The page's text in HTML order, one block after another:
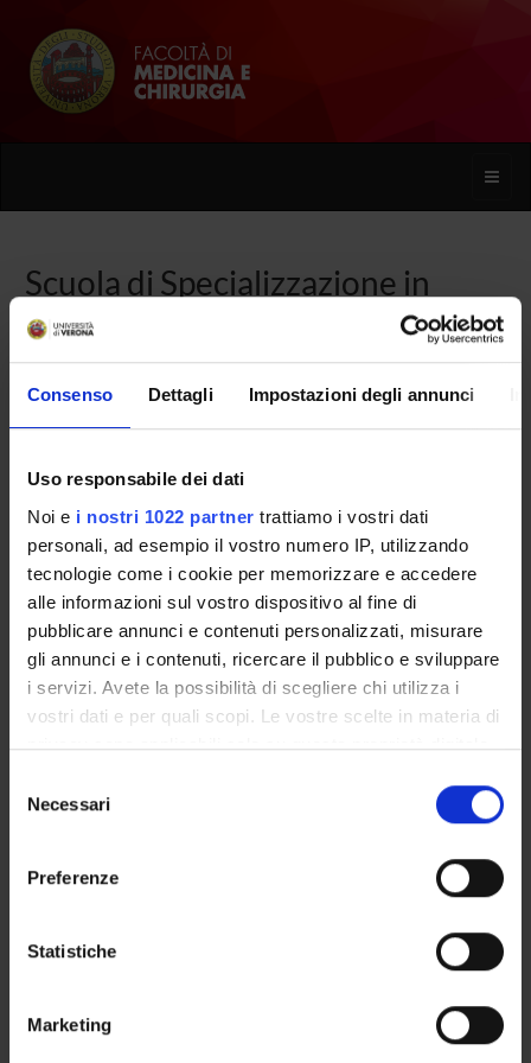
Consenso Dettagli Impostazioni degli annunci
Uso responsabile dei dati
Noi e i nostri 1022 partner trattiamo i vostri dati
personali, ad esempio il vostro numero IP, utilizzando
tecnologie come i cookie per memorizzare e accedere
alle informazioni sul vostro dispositivo al fine di
pubblicare annunci e contenuti personalizzati, misurare
gli annunci e i contenuti, ricercare il pubblico e sviluppare
i servizi. Avete la possibilità di scegliere chi utilizza i
vostri dati e per quali scopi. Le vostre scelte in materia di
privacy sono applicabili solo su questa proprietà digitale
modificare o revocare il proprio consenso in qualsiasi
momento dalla Dichiarazione sui cookie o facendo clic
raccogliere informazioni sulla tua posizione
geografica, con un'approssimazione di qualche
Identificare il tuo dispositivo, scansionandolo
delNecessari
Preferenze
Statistiche
Marketing
Toggle
Scuola di Specializzazione in
Pediatria (D.I. 68/2015)
Home
Presentazione
Come iscriversi e Requisiti di ammissione
Piani didattici
Insegnamenti
Bacheca avvisi
Organi collegiali e di governo
Rete formativa
Scuola di Specializzazione in